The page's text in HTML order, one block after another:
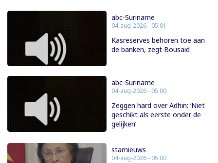
abc-Suriname
04-aug-2026 - 05:01
Kasreserves behoren toe aan
de banken, zegt Bousaid
abc-Suriname
04-aug-2026 - 05:00
Zeggen hard over Adhin: ‘Niet
geschikt als eerste onder de
gelijken’
starnieuws
04-aug-2026 - 05:00